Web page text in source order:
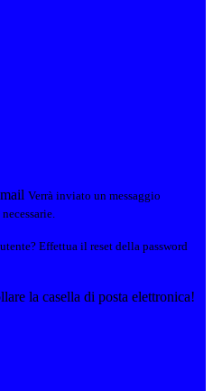
Verrà inviato un messaggio
Effettua il reset della password
la casella di posta elettronica!